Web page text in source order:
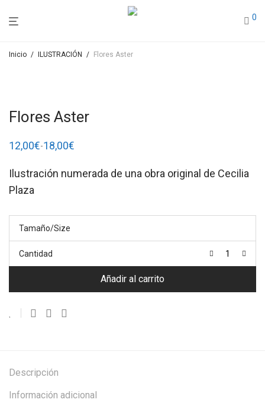
0
Inicio / ILUSTRACIÓN / Flores Aster
Flores Aster
12,00€-18,00€
Rango
desde
hasta
Ilustración numerada de una obra original de Cecilia
Plaza
Tamaño/Size
Cantidad
Añadir al carrito
Descripción
Información adicional